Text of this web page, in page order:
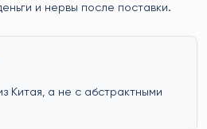
и нервы после поставки.
Китая, а не с абстрактными